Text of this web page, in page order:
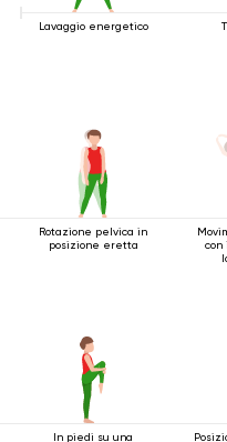
Lavaggio energetico
Rotazione pelvica in
posizione eretta
con
In piedi su una